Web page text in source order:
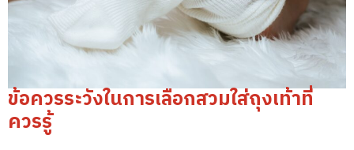
ข้อควรระวังในการเลือกสวมใส่ถุงเท้าที่
ควรรู้